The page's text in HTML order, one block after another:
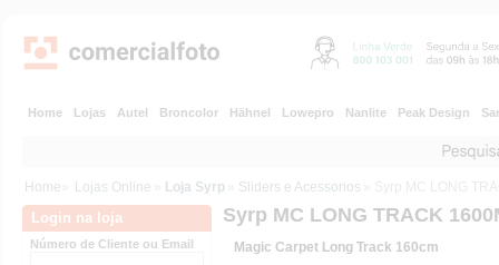
Home Lojas Autel Broncolor Hähnel Lowepro Nanlite Peak Design
Home » Lojas Online » Loja Syrp » Sliders e Acessorios » Syrp MC LONG
Login na loja
Número de Cliente ou Email
Syrp MC LONG TRACK
Magic Carpet Long Track 160cm